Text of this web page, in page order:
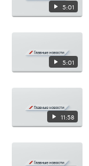
5:01
5:01
11:58